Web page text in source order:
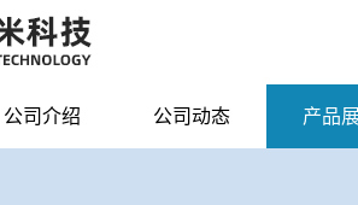
公司介绍 公司动态 产品